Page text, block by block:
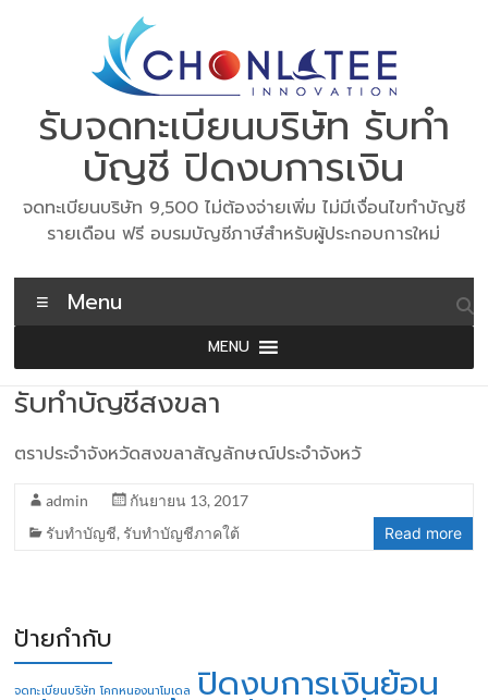
รับจดทะเบียนบริษัท รับทำ
บัญชี ปิดงบการเงิน
จดทะเบียนบริษัท 9,500 ไม่ต้องจ่ายเพิ่ม ไม่มีเงื่อนไขทำบัญชี
รายเดือน ฟรี อบรมบัญชีภาษีสำหรับผู้ประกอบการใหม่
Menu
MENU
รับทำบัญชีสงขลา
ตราประจำจังหวัดสงขลาสัญลักษณ์ประจำจังหวั
admin
กันยายน 13, 2017
รับทำบัญชี, รับทำบัญชีภาคใต้ Read more
ป้ายกำกับ
จดทะเบียนบริษัท โคกหนองนาโมเดล ปิดงบการเงินย้อน